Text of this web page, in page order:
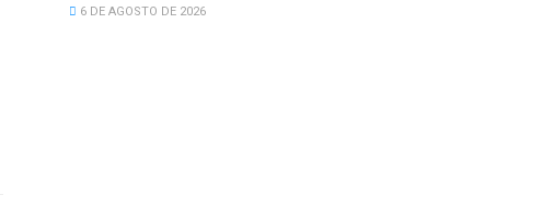
6 DE AGOSTO DE 2026